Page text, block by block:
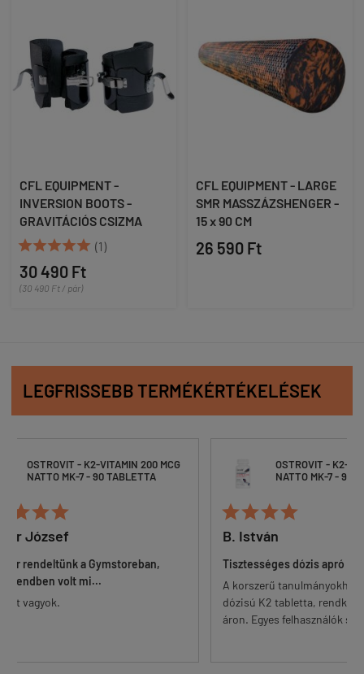
CFL EQUIPMENT -
INVERSION BOOTS -
GRAVITÁCIÓS CSIZMA
 (1)
30 490 Ft
(30 490 Ft / pár)
CFL EQUIPMENT - LARGE
SMR MASSZÁZSHENGER -
15 x 90 CM
26 590 Ft
LEGFRISSEBB TERMÉKÉRTÉKELÉSEK
MCG
OSTROVIT - K2-VITAMIN 200 MCG
NATTO MK-7 - 90 TABLETTA
Tisztességes dózis apró tablettában
A korszerű tanulmányokhoz igazodó
dózisú K2 tabletta, rendkívül versenyképes
áron. Egyes felhasználók számára a table...
Nem
nem